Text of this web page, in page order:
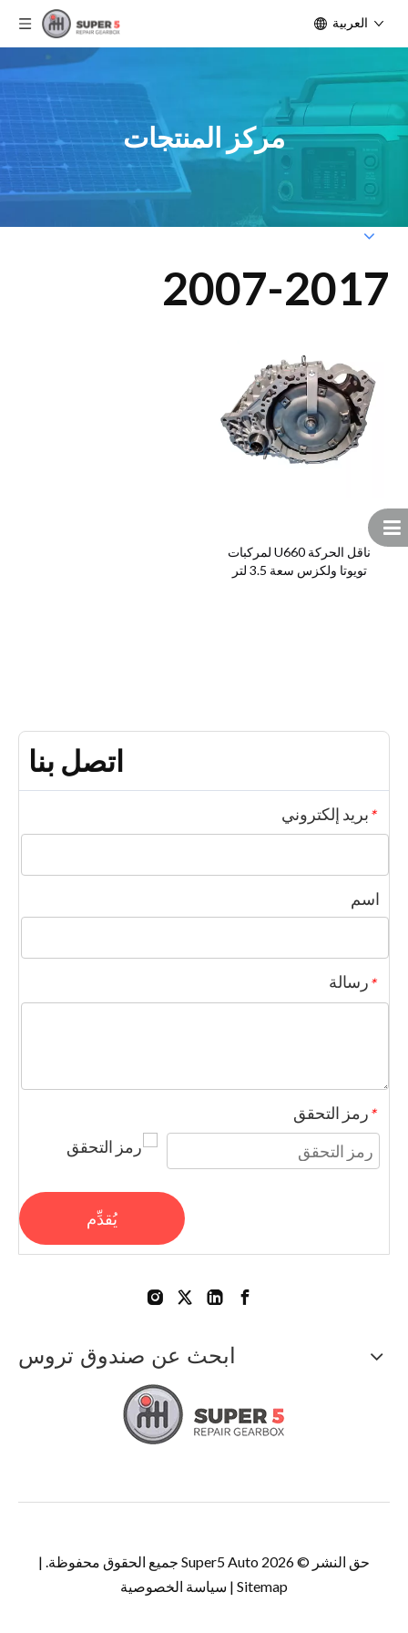
العربية
مركز المنتجات
2007-2017
ناقل الحركة U660 لمركبات
تويوتا ولكزس سعة 3.5 لتر
اتصل بنا
*بريد إلكتروني
اسم
*رسالة
*رمز التحقق
يُقدِّم
ابحث عن صندوق تروس
حق النشر ©2026
Sitemap
| سياسة الخصوصية